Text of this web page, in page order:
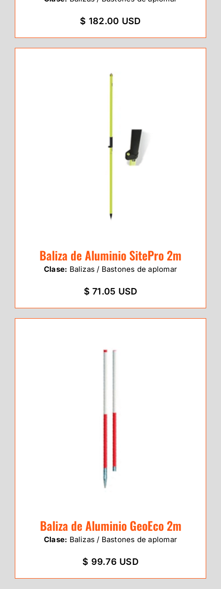
$ 182.00 USD
Baliza de Aluminio SitePro 2m
Clase: Balizas / Bastones de aplomar
$ 71.05 USD
Baliza de Aluminio GeoEco 2m
Clase: Balizas / Bastones de aplomar
$ 99.76 USD